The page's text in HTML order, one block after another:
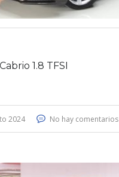
1.8 TFSI
2024 No hay comentarios